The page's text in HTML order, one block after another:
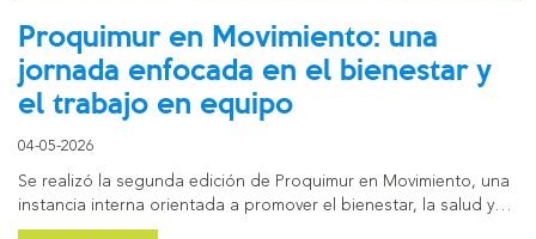
Proquimur en Movimiento: una
jornada enfocada en el bienestar y
el trabajo en equipo
04-05-2026
Se realizó la segunda edición de Proquimur en Movimiento, una
instancia interna orientada a promover el bienestar, la salud y…